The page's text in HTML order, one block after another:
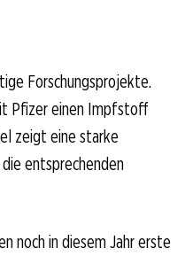
Forschungsprojekte.
Pfizer einen Impfstoff
zeigt eine starke
entsprechenden
noch in diesem Jahr erste